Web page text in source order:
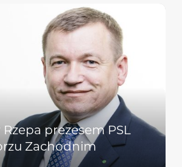
Rzepa prezesem PSL
Zachodnim